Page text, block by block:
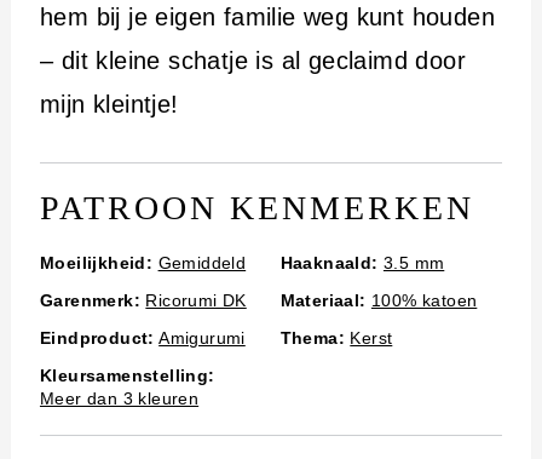
hem bij je eigen familie weg kunt houden
– dit kleine schatje is al geclaimd door
mijn kleintje!
PATROON KENMERKEN
Moeilijkheid: Gemiddeld Haaknaald: 3.5 mm
Garenmerk: Ricorumi DK Materiaal: 100% katoen
Eindproduct: Amigurumi Thema: Kerst
Kleursamenstelling:
Meer dan 3 kleuren